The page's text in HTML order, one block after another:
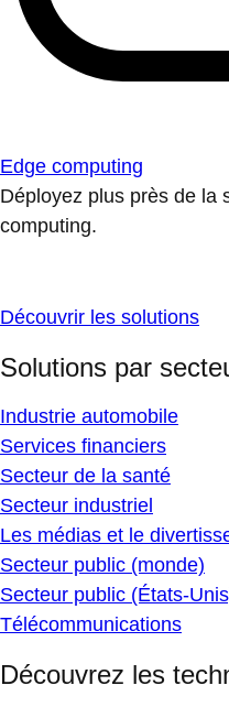
Edge computing
Déployez plus près de la
computing.
Découvrir les solutions
Solutions par
Industrie automobile
Services financiers
Secteur de la santé
Secteur industriel
Les médias et le
Secteur public (monde)
Secteur public (États-
Télécommunications
Découvrez les